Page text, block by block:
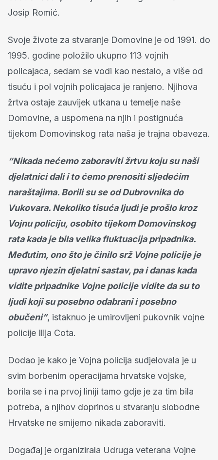
Josip Romić.
Svoje živote za stvaranje Domovine je od 1991. do
1995. godine položilo ukupno 113 vojnih
policajaca, sedam se vodi kao nestalo, a više od
tisuću i pol vojnih policajaca je ranjeno. Njihova
žrtva ostaje zauvijek utkana u temelje naše
Domovine, a uspomena na njih i postignuća
tijekom Domovinskog rata naša je trajna obaveza.
“Nikada nećemo zaboraviti žrtvu koju su naši
djelatnici dali i to ćemo prenositi sljedećim
naraštajima. Borili su se od Dubrovnika do
Vukovara. Nekoliko tisuća ljudi je prošlo kroz
Vojnu policiju, osobito tijekom Domovinskog
rata kada je bila velika fluktuacija pripadnika.
Međutim, ono što je činilo srž Vojne policije je
upravo njezin djelatni sastav, pa i danas kada
vidite pripadnike Vojne policije vidite da su to
ljudi koji su posebno odabrani i posebno
obučeni”, istaknuo je umirovljeni pukovnik vojne
policije Ilija Cota.
Dodao je kako je Vojna policija sudjelovala je u
svim borbenim operacijama hrvatske vojske,
borila se i na prvoj liniji tamo gdje je za tim bila
potreba, a njihov doprinos u stvaranju slobodne
Hrvatske ne smijemo nikada zaboraviti.
Događaj je organizirala Udruga veterana Vojne